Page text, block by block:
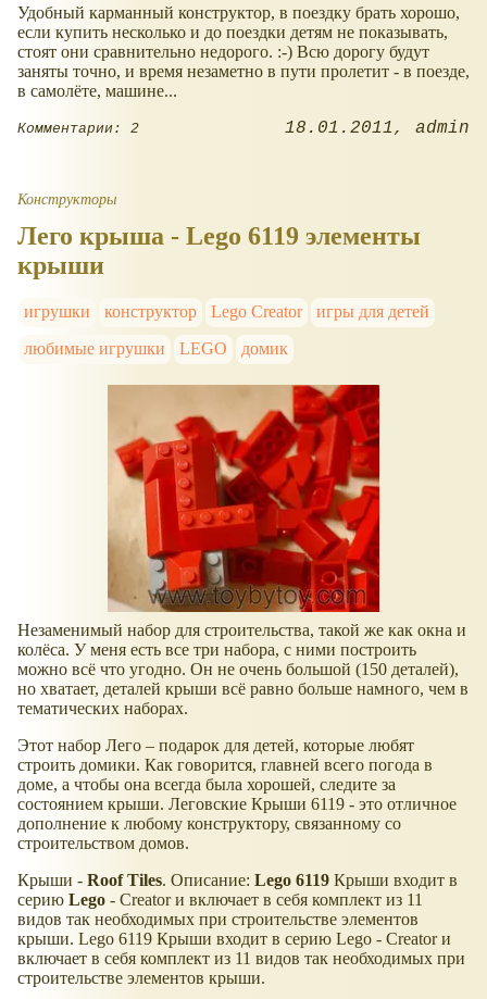
Удобный карманный конструктор, в поездку брать хорошо,
если купить несколько и до поездки детям не показывать,
стоят они сравнительно недорого. :-) Всю дорогу будут
заняты точно, и время незаметно в пути пролетит - в поезде,
в самолёте, машине...
Комментарии: 2 18.01.2011 admin
Конструкторы
Лего крыша - Lego 6119 элементы
крыши
игрушки конструктор Lego Creator
игры для детей
любимые игрушки
LEGO домик
Незаменимый набор для строительства, такой же как окна и
колёса. У меня есть все три набора, с ними построить
можно всё что угодно. Он не очень большой (150 деталей),
но хватает, деталей крыши всё равно больше намного, чем в
тематических наборах.
Этот набор Лего – подарок для детей, которые любят
строить домики. Как говорится, главней всего погода в
доме, а чтобы она всегда была хорошей, следите за
состоянием крыши. Леговские Крыши 6119 - это отличное
дополнение к любому конструктору, связанному со
строительством домов.
Крыши - Roof Tiles. Описание: Lego 6119 Крыши входит в
серию Lego - Creator и включает в себя комплект из 11
видов так необходимых при строительстве элементов
крыши. Lego 6119 Крыши входит в серию Lego - Creator и
включает в себя комплект из 11 видов так необходимых при
строительстве элементов крыши.